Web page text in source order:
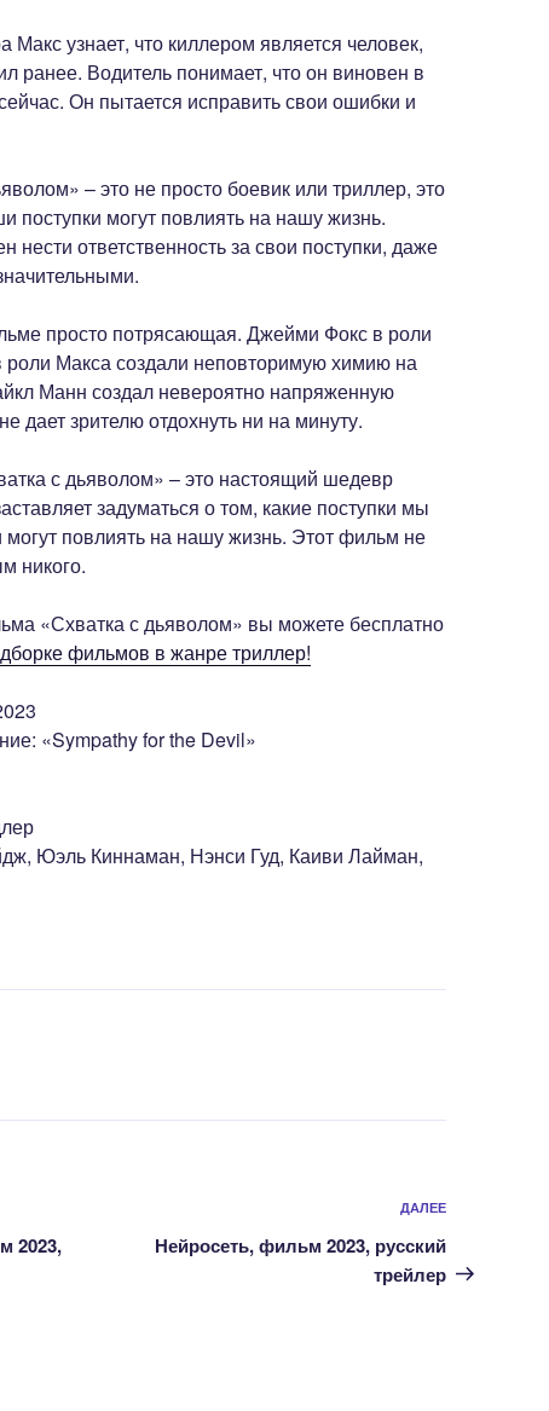
Макс узнает, что киллером является человек,
ранее. Водитель понимает, что он виновен в
Он пытается исправить свои ошибки и
– это не просто боевик или триллер, это
поступки могут повлиять на нашу жизнь.
нести ответственность за свои поступки, даже
просто потрясающая. Джейми Фокс в роли
роли Макса создали неповторимую химию на
Манн создал невероятно напряженную
дает зрителю отдохнуть ни на минуту.
с дьяволом» – это настоящий шедевр
задуматься о том, какие поступки мы
повлиять на нашу жизнь. Этот фильм не
никого.
«Схватка с дьяволом» вы можете бесплатно
фильмов в жанре триллер!
«Sympathy for the Devil»
Юэль Киннаман, Нэнси Гуд, Каиви Лайман,
2023,
Следующая
запись
ДАЛЕЕ
Нейросеть, фильм 2023, русский
трейлер